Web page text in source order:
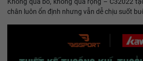
chân luôn ổn định nhưng vẫn dễ chịu suốt